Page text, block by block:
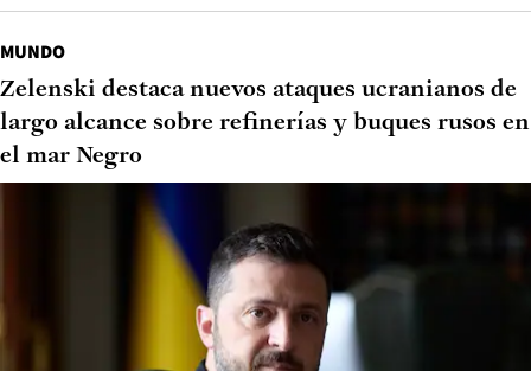
MUNDO
Zelenski destaca nuevos ataques ucranianos de
largo alcance sobre refinerías y buques rusos en
el mar Negro